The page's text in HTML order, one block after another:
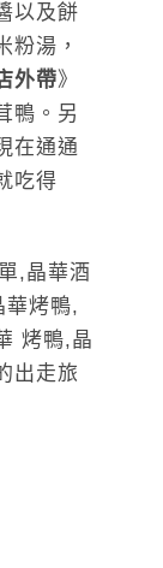
以及餅
粉湯，
外帶》
鴨。另
在通通
吃得